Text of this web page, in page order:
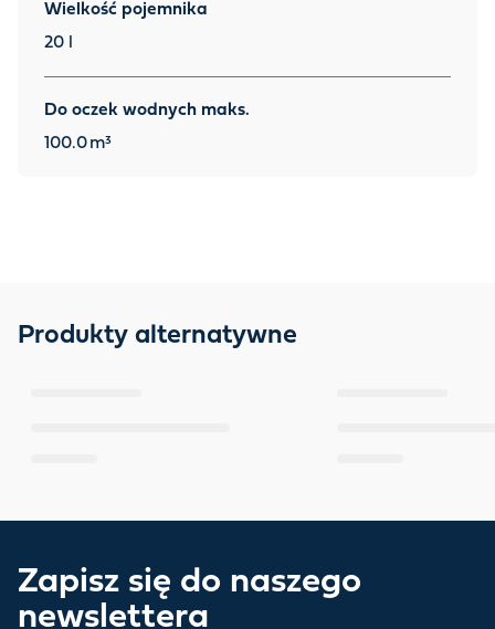
Wielkość pojemnika
20 l
Do oczek wodnych maks.
100.0 m³
Produkty alternatywne
Zapisz się do naszego
newslettera